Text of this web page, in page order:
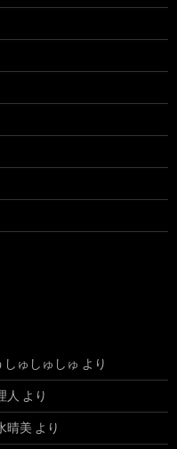
しゅしゅしゅ より
人 より
晴美 より